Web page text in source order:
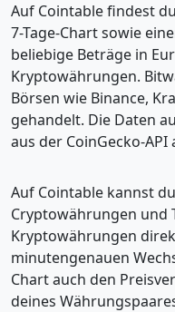
Auf Cointable findest
7-Tage-Chart sowie
beliebige Beträge in
Kryptowährungen.
Börsen wie Binance,
gehandelt. Die Daten
aus der CoinGecko-
Auf Cointable kannst
Cryptowährungen und
Kryptowährungen
minutengenauen
Chart auch den
deines